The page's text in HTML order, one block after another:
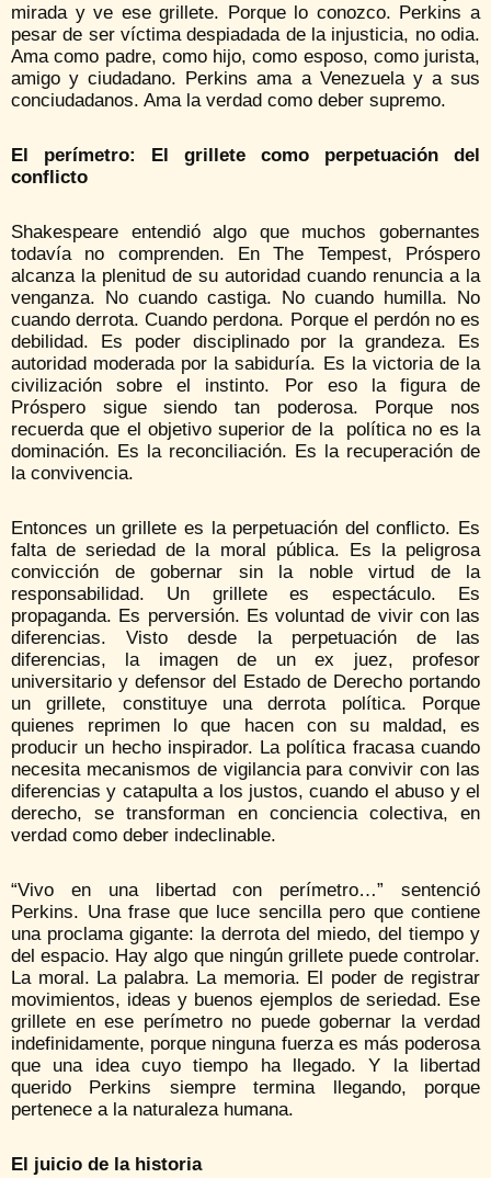
mirada y ve ese grillete. Porque lo conozco. Perkins a
pesar de ser víctima despiadada de la injusticia, no odia.
Ama como padre, como hijo, como esposo, como jurista,
amigo y ciudadano. Perkins ama a Venezuela y a sus
conciudadanos. Ama la verdad como deber supremo.
El perímetro: El grillete como perpetuación del
conflicto
Shakespeare entendió algo que muchos gobernantes
todavía no comprenden. En The Tempest, Próspero
alcanza la plenitud de su autoridad cuando renuncia a la
venganza. No cuando castiga. No cuando humilla. No
cuando derrota. Cuando perdona. Porque el perdón no es
debilidad. Es poder disciplinado por la grandeza. Es
autoridad moderada por la sabiduría. Es la victoria de la
civilización sobre el instinto. Por eso la figura de
Próspero sigue siendo tan poderosa. Porque nos
recuerda que el objetivo superior de la política no es la
dominación. Es la reconciliación. Es la recuperación de
la convivencia.
Entonces un grillete es la perpetuación del conflicto. Es
falta de seriedad de la moral pública. Es la peligrosa
convicción de gobernar sin la noble virtud de la
responsabilidad. Un grillete es espectáculo. Es
propaganda. Es perversión. Es voluntad de vivir con las
diferencias. Visto desde la perpetuación de las
diferencias, la imagen de un ex juez, profesor
universitario y defensor del Estado de Derecho portando
un grillete, constituye una derrota política. Porque
quienes reprimen lo que hacen con su maldad, es
producir un hecho inspirador. La política fracasa cuando
necesita mecanismos de vigilancia para convivir con las
diferencias y catapulta a los justos, cuando el abuso y el
derecho, se transforman en conciencia colectiva, en
verdad como deber indeclinable.
“Vivo en una libertad con perímetro…” sentenció
Perkins. Una frase que luce sencilla pero que contiene
una proclama gigante: la derrota del miedo, del tiempo y
del espacio. Hay algo que ningún grillete puede controlar.
La moral. La palabra. La memoria. El poder de registrar
movimientos, ideas y buenos ejemplos de seriedad. Ese
grillete en ese perímetro no puede gobernar la verdad
indefinidamente, porque ninguna fuerza es más poderosa
que una idea cuyo tiempo ha llegado. Y la libertad
querido Perkins siempre termina llegando, porque
pertenece a la naturaleza humana.
El juicio de la historia